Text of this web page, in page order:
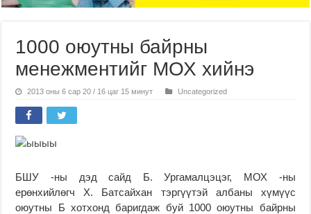
1000 оюутны байрны
менежментийг МОХ хийнэ
2013 оны 6 сар 20 / 16 цаг 15 минут Uncategorized
БШУ -ны дэд сайд Б. Ургамалцэцэг, МОХ -ны
ерөнхийлөгч Х. Батсайхан тэргүүтэй албаны хүмүүс
оюутны Б хотхонд баригдаж буй 1000 оюутны байрны